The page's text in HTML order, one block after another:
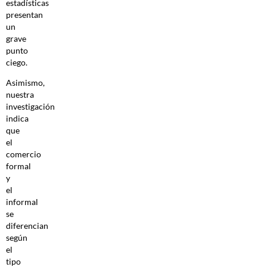
estadísticas
presentan
un
grave
punto
ciego.
Asimismo,
nuestra
investigación
indica
que
el
comercio
formal
y
el
informal
se
diferencian
según
el
tipo